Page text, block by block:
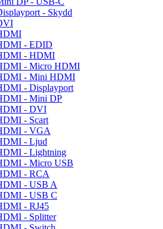
- Skydd
- EDID
- HDMI
- Micro HDMI
- Mini HDMI
- Displayport
- Mini DP
- DVI
- Scart
- VGA
- Ljud
- Lightning
- Micro USB
- RCA
- USB A
- USB C
- RJ45
- Splitter